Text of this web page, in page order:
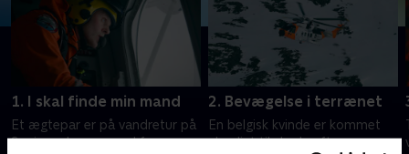
1. I skal finde min mand
Et ægtepar er på vandretur på
Senja og kommer ud for en
2. Bevægelse i terrænet
En belgisk kvinde er kommet
alvorligt til skade efter en